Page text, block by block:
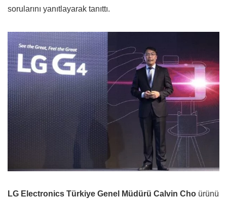
sorularını yanıtlayarak tanıttı.
LG Electronics Türkiye Genel Müdürü Calvin Cho ürünü